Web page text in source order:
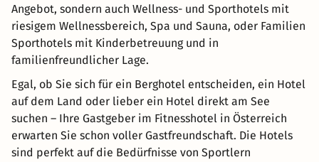
Angebot, sondern auch Wellness- und Sporthotels mit
riesigem Wellnessbereich, Spa und Sauna, oder Familien
Sporthotels mit Kinderbetreuung und in
familienfreundlicher Lage.
Egal, ob Sie sich für ein Berghotel entscheiden, ein Hotel
auf dem Land oder lieber ein Hotel direkt am See
suchen – Ihre Gastgeber im Fitnesshotel in Österreich
erwarten Sie schon voller Gastfreundschaft. Die Hotels
sind perfekt auf die Bedürfnisse von Sportlern